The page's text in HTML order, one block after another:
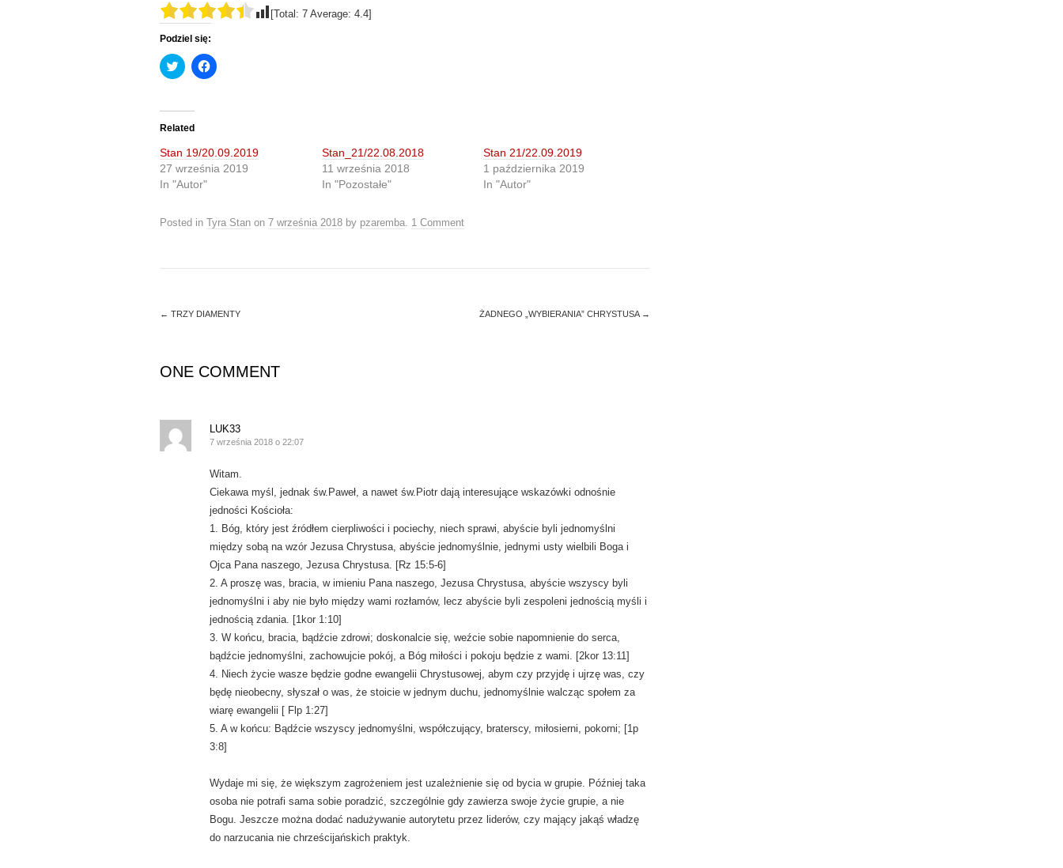
[Total: 7 Average: 4.4]
Podziel się:
C
l
t
o
s
a
r
e
o
w
i
r
e
n
e
d
o
w
C
l
h
a
r
e
a
c
o
p
e
n
n
d
o
Related
Stan 19/20.09.2019
27 września 2019
In "Autor"
Stan_21/22.08.2018
11 września 2018
In "Pozostałe"
Stan 21/22.09.2019
1 października 2019
In "Autor"
Posted in Tyra Stan on 7 września 2018 by pzaremba. 1 Comment
← TRZY DIAMENTY ŻADNEGO „WYBIERANIA” CHRYSTUSA →
ONE COMMENT
LUK33
7 września 2018 o 22:07
Witam.
Ciekawa myśl, jednak św.Paweł, a nawet św.Piotr dają interesujące wskazówki odnośnie
jedności Kościoła:
1. Bóg, który jest źródłem cierpliwości i pociechy, niech sprawi, abyście byli jednomyślni
między sobą na wzór Jezusa Chrystusa, abyście jednomyślnie, jednymi usty wielbili Boga i
Ojca Pana naszego, Jezusa Chrystusa. [Rz 15:5-6]
2. A proszę was, bracia, w imieniu Pana naszego, Jezusa Chrystusa, abyście wszyscy byli
jednomyślni i aby nie było między wami rozłamów, lecz abyście byli zespoleni jednością myśli i
jednością zdania. [1kor 1:10]
3. W końcu, bracia, bądźcie zdrowi; doskonalcie się, weźcie sobie napomnienie do serca,
bądźcie jednomyślni, zachowujcie pokój, a Bóg miłości i pokoju będzie z wami. [2kor 13:11]
4. Niech życie wasze będzie godne ewangelii Chrystusowej, abym czy przyjdę i ujrzę was, czy
będę nieobecny, słyszał o was, że stoicie w jednym duchu, jednomyślnie walcząc społem za
wiarę ewangelii [ Flp 1:27]
5. A w końcu: Bądźcie wszyscy jednomyślni, współczujący, braterscy, miłosierni, pokorni; [1p
3:8]
Wydaje mi się, że większym zagrożeniem jest uzależnienie się od bycia w grupie. Później taka
osoba nie potrafi sama sobie poradzić, szczególnie gdy zawierza swoje życie grupie, a nie
Bogu. Jeszcze można dodać nadużywanie autorytetu przez liderów, czy mający jakąś władzę
do narzucania nie chrześcijańskich praktyk.